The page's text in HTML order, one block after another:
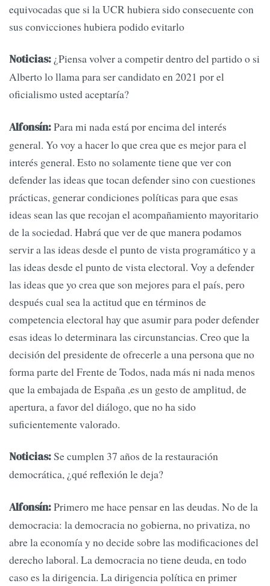
equivocadas que si la UCR hubiera sido consecuente con
sus convicciones hubiera podido evitarlo
Noticias: ¿Piensa volver a competir dentro del partido o si
Alberto lo llama para ser candidato en 2021 por el
oficialismo usted aceptaría?
Alfonsín:Para mi nada está por encima del interés
general. Yo voy a hacer lo que crea que es mejor para el
interés general. Esto no solamente tiene que ver con
defender las ideas que tocan defender sino con cuestiones
prácticas, generar condiciones políticas para que esas
ideas sean las que recojan el acompañamiento mayoritario
de la sociedad. Habrá que ver de que manera podamos
servir a las ideas desde el punto de vista programático y a
las ideas desde el punto de vista electoral. Voy a defender
las ideas que yo crea que son mejores para el país, pero
después cual sea la actitud que en términos de
competencia electoral hay que asumir para poder defender
esas ideas lo determinara las circunstancias. Creo que la
decisión del presidente de ofrecerle a una persona que no
forma parte del Frente de Todos, nada más ni nada menos
que la embajada de España ,es un gesto de amplitud, de
apertura, a favor del diálogo, que no ha sido
suficientemente valorado.
Noticias:Se cumplen 37 años de la restauración
democrática, ¿qué reflexión le deja?
Alfonsín:Primero me hace pensar en las deudas. No de la
democracia: la democracia no gobierna, no privatiza, no
abre la economía y no decide sobre las modificaciones del
derecho laboral. La democracia no tiene deuda, en todo
caso es la dirigencia. La dirigencia política en primer